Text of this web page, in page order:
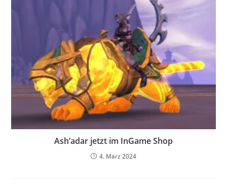
Ash’adar jetzt im InGame Shop
4. März 2024